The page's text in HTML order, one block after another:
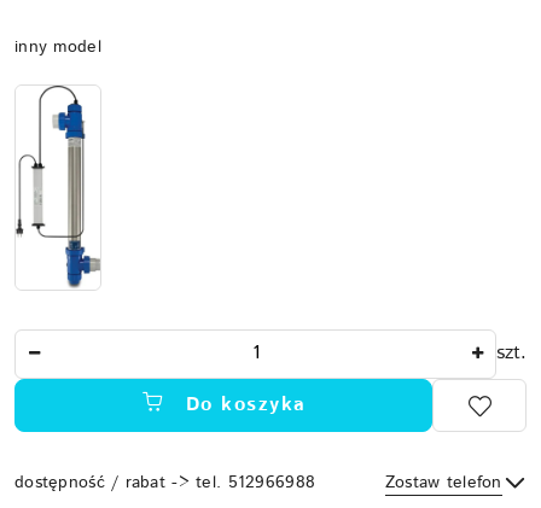
Wariant
inny model
szt.
Do koszyka
dostępność / rabat -> tel. 512966988 Zostaw telefon